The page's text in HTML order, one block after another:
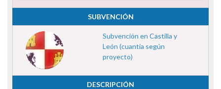
SUBVENCIÓN
Subvención en Castilla y
León (cuantía según
proyecto)
DESCRIPCIÓN